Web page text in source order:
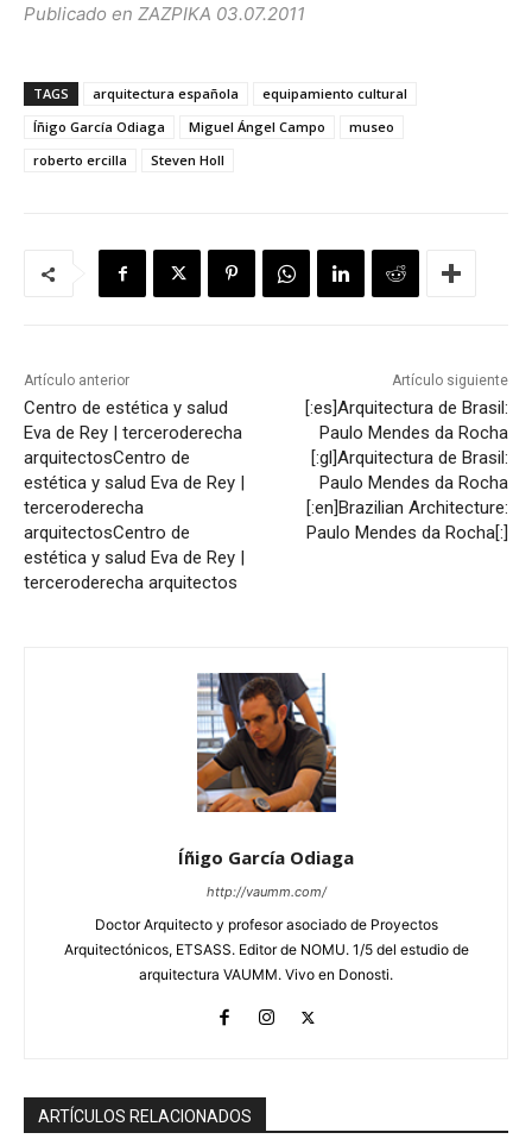
Publicado en ZAZPIKA 03.07.2011
TAGS arquitectura española
equipamiento cultural
Íñigo García Odiaga
Miguel Ángel Campo
museo
roberto ercilla
Steven Holl
Artículo anterior
Centro de estética y salud
Eva de Rey | terceroderecha
arquitectosCentro de
estética y salud Eva de Rey |
terceroderecha
arquitectosCentro de
estética y salud Eva de Rey |
terceroderecha arquitectos
Artículo siguiente
[:es]Arquitectura de Brasil:
Paulo Mendes da Rocha
[:gl]Arquitectura de Brasil:
Paulo Mendes da Rocha
[:en]Brazilian Architecture:
Paulo Mendes da Rocha[:]
Íñigo García Odiaga
http://vaumm.com/
Doctor Arquitecto y profesor asociado de Proyectos
Arquitectónicos, ETSASS. Editor de NOMU. 1/5 del estudio de
arquitectura VAUMM. Vivo en Donosti.
ARTÍCULOS RELACIONADOS